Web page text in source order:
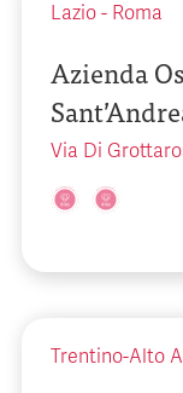
Lazio - Roma
Azienda
Via Di
Trentino-Alto